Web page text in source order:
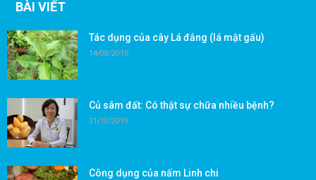
BÀI VIẾT
Tác dụng của cây Lá đắng (lá mật gấu)
14/08/2016
Củ sâm đất: Có thật sự chữa nhiều bệnh?
31/10/2019
Công dụng của nấm Linh chi